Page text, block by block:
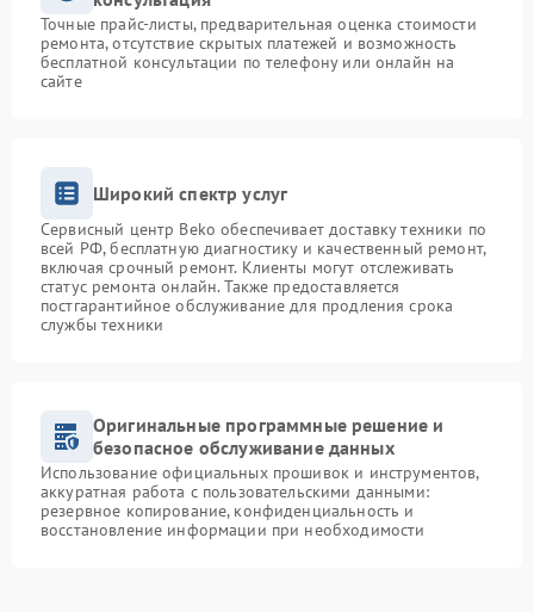
Точные прайс-листы, предварительная оценка стоимости
ремонта, отсутствие скрытых платежей и возможность
бесплатной консультации по телефону или онлайн на
сайте
Широкий спектр услуг
Сервисный центр Beko обеспечивает доставку техники по
всей РФ, бесплатную диагностику и качественный ремонт,
включая срочный ремонт. Клиенты могут отслеживать
статус ремонта онлайн. Также предоставляется
постгарантийное обслуживание для продления срока
службы техники
Оригинальные программные решение и
безопасное обслуживание данных
Использование официальных прошивок и инструментов,
аккуратная работа с пользовательскими данными:
резервное копирование, конфиденциальность и
восстановление информации при необходимости